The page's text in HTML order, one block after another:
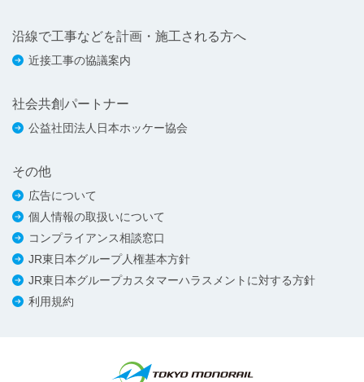
沿線で工事などを計画・施工される方へ
近接工事の協議案内
社会共創パートナー
公益社団法人日本ホッケー協会
その他
広告について
個人情報の取扱いについて
コンプライアンス相談窓口
JR東日本グループ人権基本方針
JR東日本グループカスタマーハラスメントに対する方針
利用規約